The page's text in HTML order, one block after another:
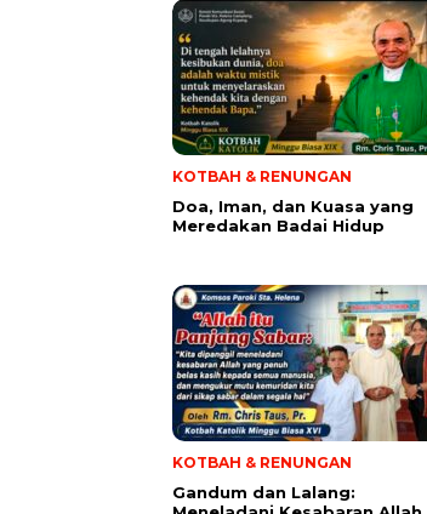
KOTBAH & RENUNGAN
​Doa, Iman, dan Kuasa yang
Meredakan Badai Hidup
KOTBAH & RENUNGAN
Gandum dan Lalang: